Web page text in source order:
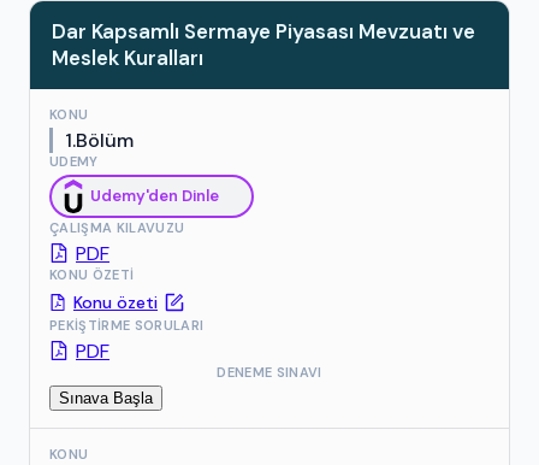
Dar Kapsamlı Sermaye Piyasası Mevzuatı ve
Meslek Kuralları
KONU
1.Bölüm
UDEMY
Udemy'den Dinle
ÇALIŞMA KILAVUZU
PDF
KONU ÖZETI
Konu özeti
PEKIŞTIRME SORULARI
PDF
DENEME SINAVI
Sınava Başla
KONU